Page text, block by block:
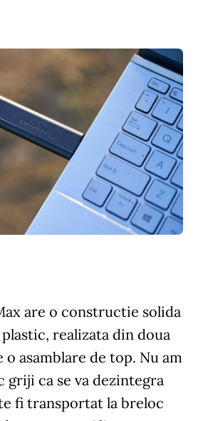
are o constructie solida
realizata din doua
asamblare de top. Nu am
griji ca se va dezintegra
fi transportat la breloc